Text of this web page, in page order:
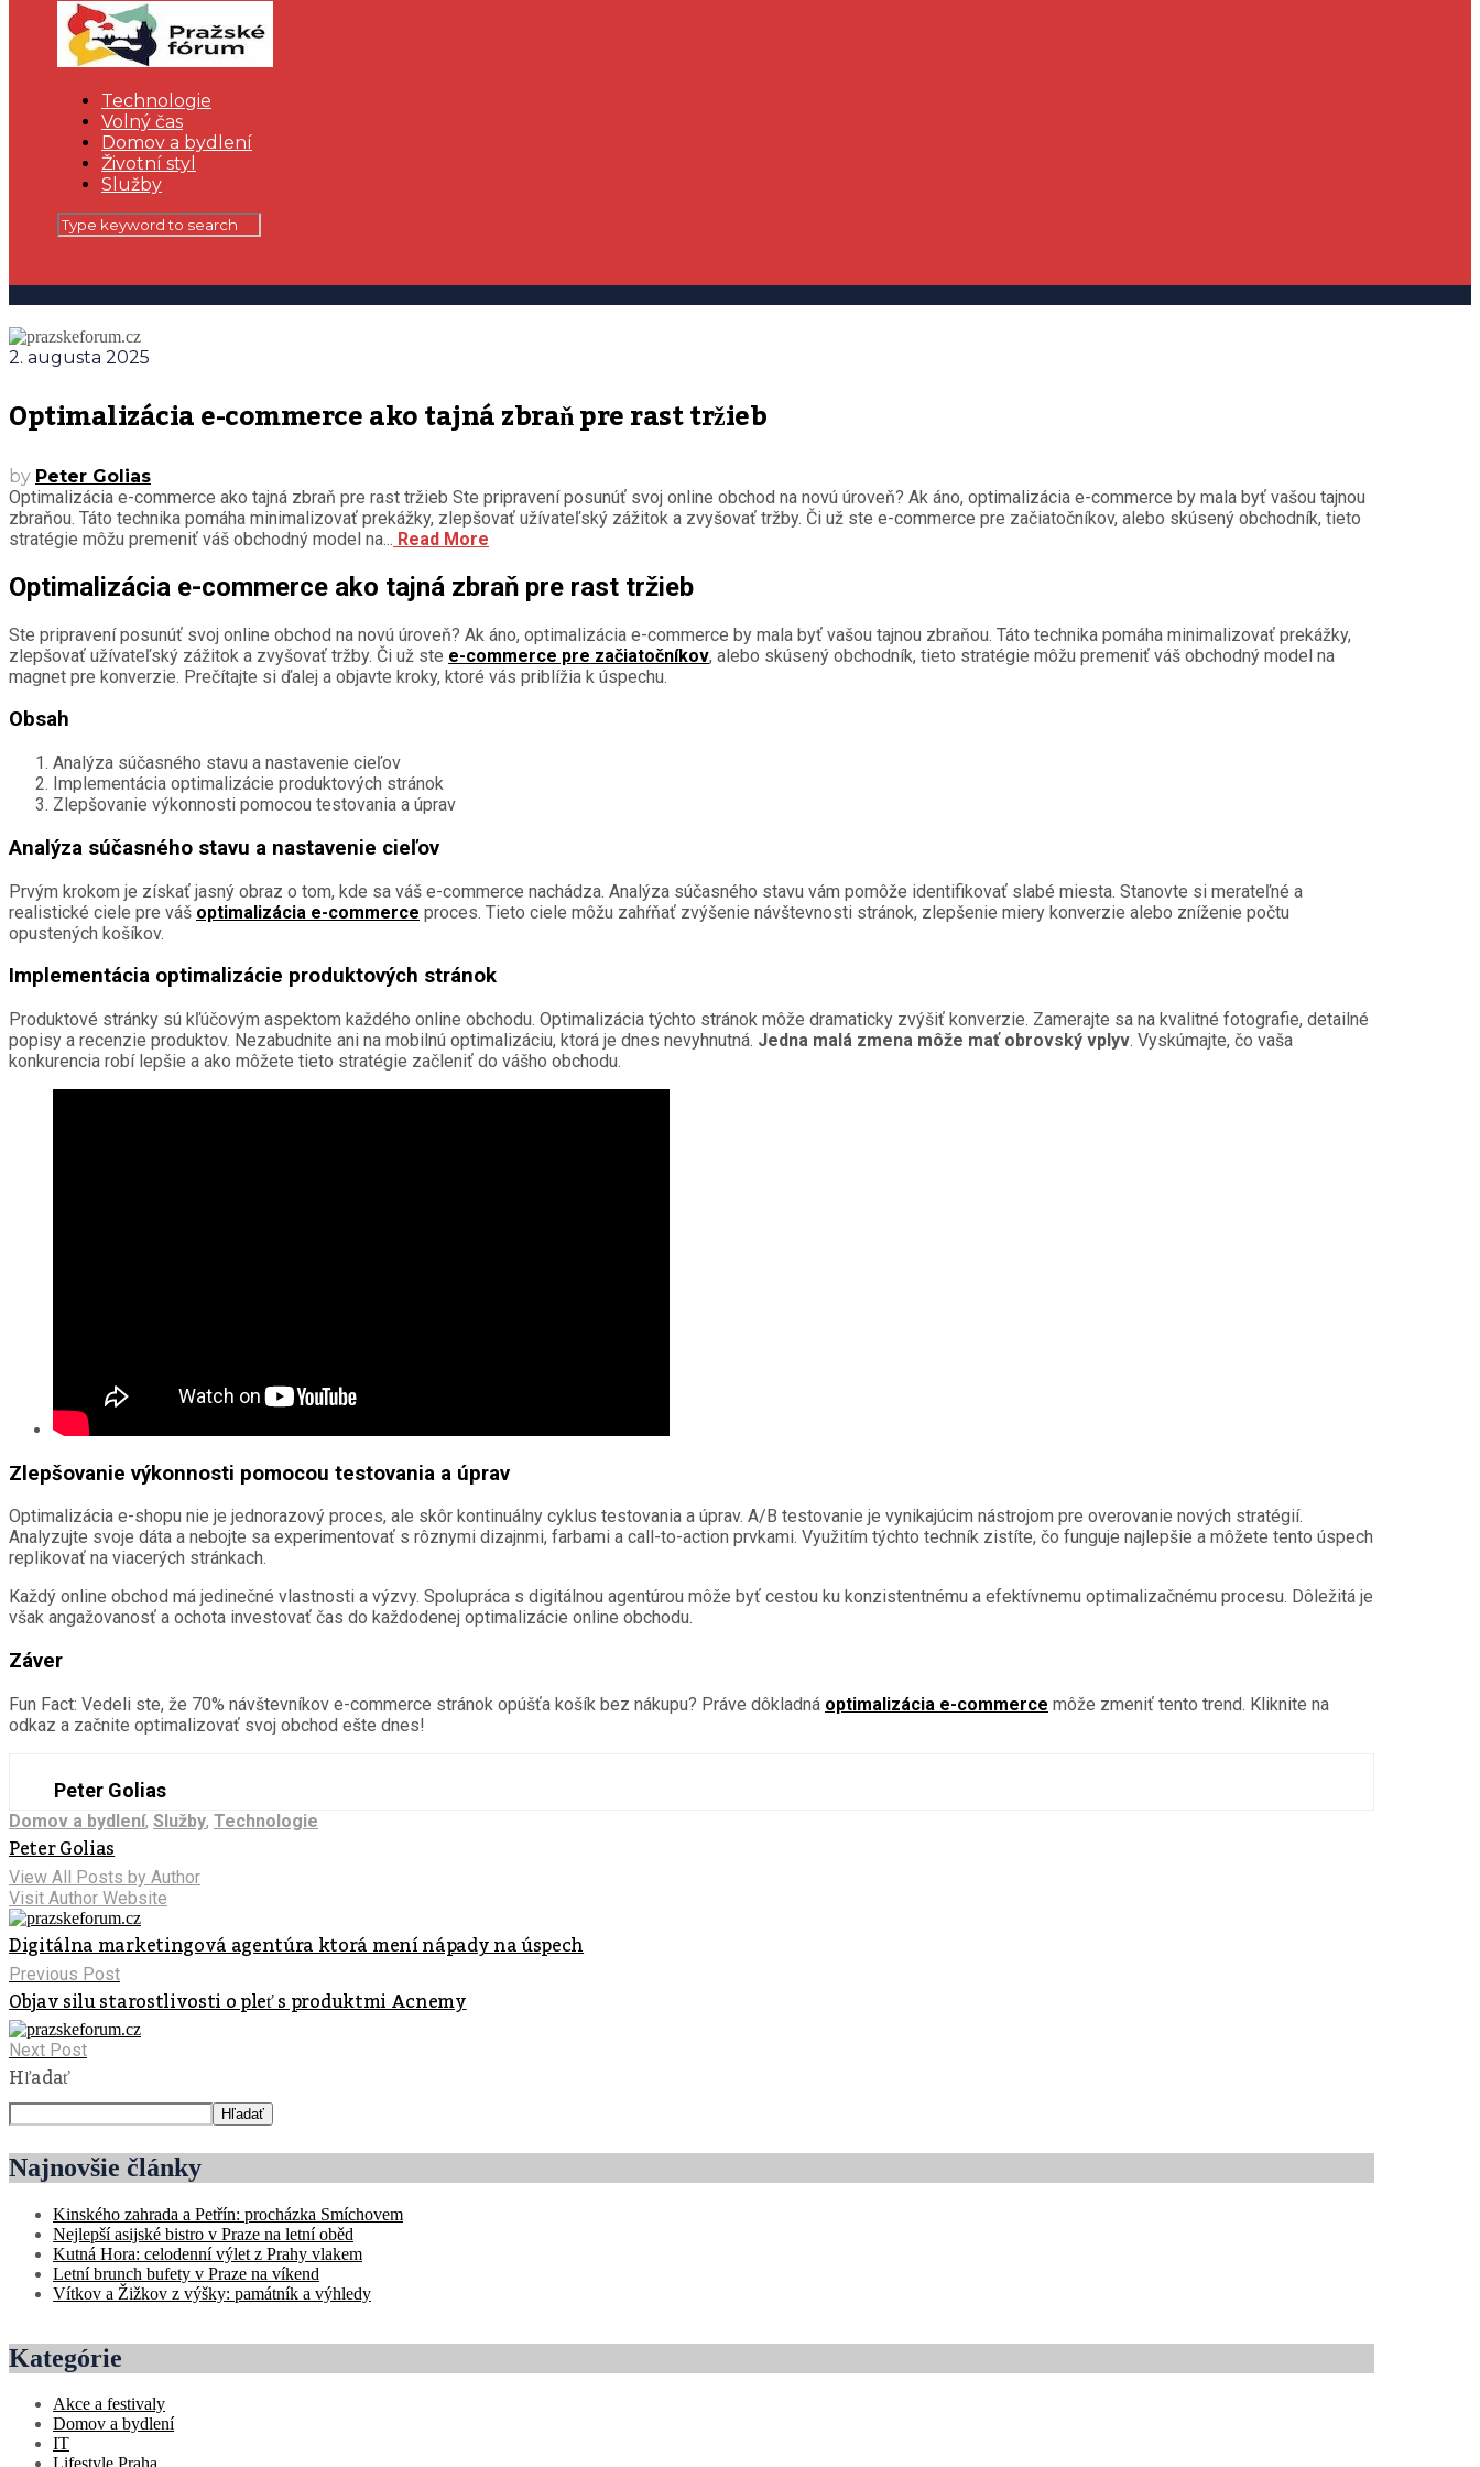
Technologie
Volný čas
Domov a bydlení
Životní styl
Služby
2. augusta 2025
Optimalizácia e-commerce ako tajná zbraň pre rast tržieb
by Peter Golias
Optimalizácia e-commerce ako tajná zbraň pre rast tržieb Ste pripravení posunúť svoj online obchod na novú úroveň? Ak áno, optimalizácia e-commerce by mala byť vašou tajnou
zbraňou. Táto technika pomáha minimalizovať prekážky, zlepšovať užívateľský zážitok a zvyšovať tržby. Či už ste e-commerce pre začiatočníkov, alebo skúsený obchodník, tieto
stratégie môžu premeniť váš obchodný model na... Read More
Optimalizácia e-commerce ako tajná zbraň pre rast tržieb
Ste pripravení posunúť svoj online obchod na novú úroveň? Ak áno, optimalizácia e-commerce by mala byť vašou tajnou zbraňou. Táto technika pomáha minimalizovať prekážky,
zlepšovať užívateľský zážitok a zvyšovať tržby. Či už ste e-commerce pre začiatočníkov, alebo skúsený obchodník, tieto stratégie môžu premeniť váš obchodný model na
magnet pre konverzie. Prečítajte si ďalej a objavte kroky, ktoré vás priblížia k úspechu.
Obsah
Analýza súčasného stavu a nastavenie cieľov
Implementácia optimalizácie produktových stránok
Zlepšovanie výkonnosti pomocou testovania a úprav
Analýza súčasného stavu a nastavenie cieľov
Prvým krokom je získať jasný obraz o tom, kde sa váš e-commerce nachádza. Analýza súčasného stavu vám pomôže identifikovať slabé miesta. Stanovte si merateľné a
realistické ciele pre váš optimalizácia e-commerce proces. Tieto ciele môžu zahŕňať zvýšenie návštevnosti stránok, zlepšenie miery konverzie alebo zníženie počtu
opustených košíkov.
Implementácia optimalizácie produktových stránok
Produktové stránky sú kľúčovým aspektom každého online obchodu. Optimalizácia týchto stránok môže dramaticky zvýšiť konverzie. Zamerajte sa na kvalitné fotografie, detailné
popisy a recenzie produktov. Nezabudnite ani na mobilnú optimalizáciu, ktorá je dnes nevyhnutná. Jedna malá zmena môže mať obrovský vplyv. Vyskúmajte, čo vaša
konkurencia robí lepšie a ako môžete tieto stratégie začleniť do vášho obchodu.
Zlepšovanie výkonnosti pomocou testovania a úprav
Optimalizácia e-shopu nie je jednorazový proces, ale skôr kontinuálny cyklus testovania a úprav. A/B testovanie je vynikajúcim nástrojom pre overovanie nových stratégií.
Analyzujte svoje dáta a nebojte sa experimentovať s rôznymi dizajnmi, farbami a call-to-action prvkami. Využitím týchto techník zistíte, čo funguje najlepšie a môžete tento úspech
replikovať na viacerých stránkach.
Každý online obchod má jedinečné vlastnosti a výzvy. Spolupráca s digitálnou agentúrou môže byť cestou ku konzistentnému a efektívnemu optimalizačnému procesu. Dôležitá je
však angažovanosť a ochota investovať čas do každodenej optimalizácie online obchodu.
Záver
Fun Fact: Vedeli ste, že 70% návštevníkov e-commerce stránok opúšťa košík bez nákupu? Práve dôkladná optimalizácia e-commerce môže zmeniť tento trend. Kliknite na
odkaz a začnite optimalizovať svoj obchod ešte dnes!
Peter Golias
Domov a bydlení, Služby, Technologie
Peter Golias
View All Posts by Author
Visit Author Website
Digitálna marketingová agentúra ktorá mení nápady na úspech
Previous Post
Objav silu starostlivosti o pleť s produktmi Acnemy
Next Post
Hľadať
Hľadať
Najnovšie články
Kinského zahrada a Petřín: procházka Smíchovem
Nejlepší asijské bistro v Praze na letní oběd
Kutná Hora: celodenní výlet z Prahy vlakem
Letní brunch bufety v Praze na víkend
Vítkov a Žižkov z výšky: památník a výhledy
Kategórie
Akce a festivaly
Domov a bydlení
IT